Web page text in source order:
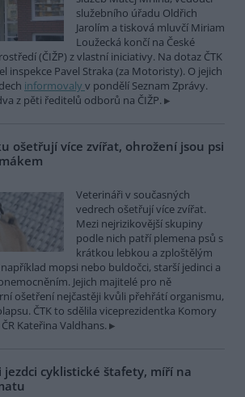
služebního úřadu Oldřich
Jarolím a tisková mluvčí Miriam
Loužecká končí na České
(ČIŽP) z vlastní iniciativy. Na dotaz ČTK
inspekce Pavel Straka (za Motoristy). O jejich
informovaly v pondělí Seznam Zprávy.
z pěti ředitelů odborů na ČIŽP.
ošetřují více zvířat, ohrožení jsou psi
Veterináři v současných
vedrech ošetřují více zvířat.
Mezi nejrizikovější skupiny
podle nich patří plemena psů s
krátkou lebkou a zploštělým
mopsi nebo buldočci, starší jedinci a
Jejich majitelé pro ně
ošetření nejčastěji kvůli přehřátí organismu,
ČTK to sdělila viceprezidentka Komory
Kateřina Valdhans.
jezdci cyklistické štafety, míří na